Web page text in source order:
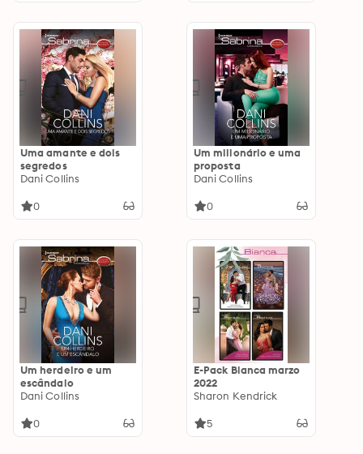
Uma amante e dois
segredos
Dani Collins
0
Um milionário e uma
proposta
Dani Collins
0
Um herdeiro e um
escândalo
Dani Collins
0
E-Pack Bianca marzo
2022
Sharon Kendrick
5